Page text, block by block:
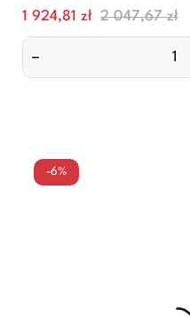
Cena
1 924,81 zł Normalna
cena
2 047,67 zł
–
-6%